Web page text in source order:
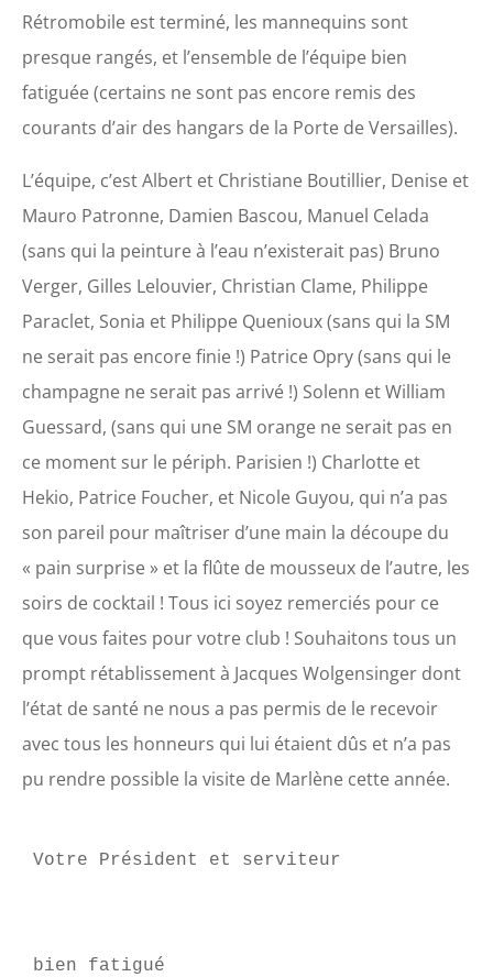
Rétromobile est terminé, les mannequins sont
presque rangés, et l’ensemble de l’équipe bien
fatiguée (certains ne sont pas encore remis des
courants d’air des hangars de la Porte de Versailles).
L’équipe, c’est Albert et Christiane Boutillier, Denise et
Mauro Patronne, Damien Bascou, Manuel Celada
(sans qui la peinture à l’eau n’existerait pas) Bruno
Verger, Gilles Lelouvier, Christian Clame, Philippe
Paraclet, Sonia et Philippe Quenioux (sans qui la SM
ne serait pas encore finie !) Patrice Opry (sans qui le
champagne ne serait pas arrivé !) Solenn et William
Guessard, (sans qui une SM orange ne serait pas en
ce moment sur le périph. Parisien !) Charlotte et
Hekio, Patrice Foucher, et Nicole Guyou, qui n’a pas
son pareil pour maîtriser d’une main la découpe du
« pain surprise » et la flûte de mousseux de l’autre, les
soirs de cocktail ! Tous ici soyez remerciés pour ce
que vous faites pour votre club ! Souhaitons tous un
prompt rétablissement à Jacques Wolgensinger dont
l’état de santé ne nous a pas permis de le recevoir
avec tous les honneurs qui lui étaient dûs et n’a pas
pu rendre possible la visite de Marlène cette année.
Votre Président et serviteur
bien fatigué